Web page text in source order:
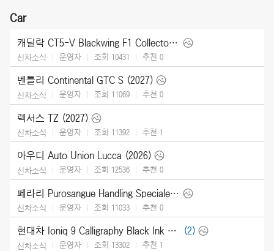
Car
캐딜락 CT5-V Blackwing F1 Collector Series (2026)
신차소식 운영자 조회 10431 추천 0
벤틀리 Continental GTC S (2027)
신차소식 운영자 조회 11069 추천 0
렉서스 TZ (2027)
신차소식 운영자 조회 11392 추천 1
아우디 Auto Union Lucca (2026)
신차소식 운영자 조회 12536 추천 0
페라리 Purosangue Handling Speciale (2027)
신차소식 운영자 조회 11033 추천 0
현대차 Ioniq 9 Calligraphy Black Ink (2027) (2)
신차소식 운영자 조회 13302 추천 1